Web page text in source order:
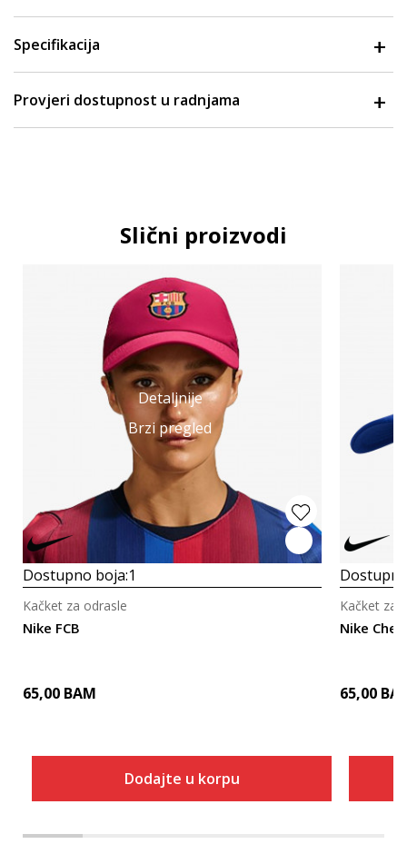
Specifikacija
Provjeri dostupnost u radnjama
Slični proizvodi
Detaljnije
Brzi pregled
Dostupno boja:1
Nike FCB
Kačket za odrasle
65,00 BAM
Dodajte u korpu
Nike
Kačket za
65,00